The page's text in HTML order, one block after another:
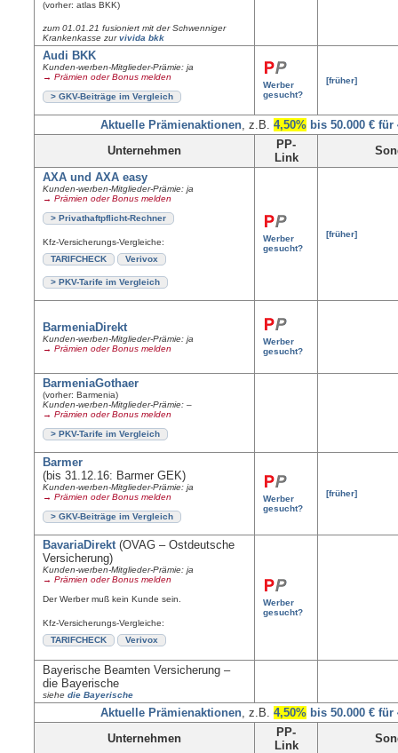
(vorher: atlas BKK)
zum 01.01.21 fusioniert mit der Schwenniger
Krankenkasse zurvivida bkk
Audi BKK
Kunden-werben-Mitglieder-Prämie: ja
→ Prämien oder Bonus melden
> GKV-Beiträge im Vergleich
Werber
gesucht?
[früher]
Aktuelle Prämienaktionen , z.B.4,50% bis 50.000 € für
Unternehmen
PP-
Link
AXA und AXA easy
Kunden-werben-Mitglieder-Prämie: ja
→ Prämien oder Bonus melden
> Privathaftpflicht-Rechner
Kfz-Versicherungs-Vergleiche:
TARIFCHECK
Verivox
> PKV-Tarife im Vergleich
Werber
gesucht?
[früher]
BarmeniaDirekt
Kunden-werben-Mitglieder-Prämie: ja
→ Prämien oder Bonus melden
Werber
gesucht?
BarmeniaGothaer
(vorher: Barmenia)
Kunden-werben-Mitglieder-Prämie: –
→ Prämien oder Bonus melden
> PKV-Tarife im Vergleich
Barmer
(bis 31.12.16: Barmer GEK)
Kunden-werben-Mitglieder-Prämie: ja
→ Prämien oder Bonus melden
> GKV-Beiträge im Vergleich
Werber
gesucht?
[früher]
BavariaDirekt (OVAG – Ostdeutsche
Versicherung)
Kunden-werben-Mitglieder-Prämie: ja
→ Prämien oder Bonus melden
Der Werber muß kein Kunde sein.
Kfz-Versicherungs-Vergleiche:
TARIFCHECK
Verivox
Werber
gesucht?
Bayerische Beamten Versicherung –
die Bayerische
siehedie Bayerische
Aktuelle Prämienaktionen , z.B.4,50% bis 50.000 € für
Unternehmen
PP-
Link